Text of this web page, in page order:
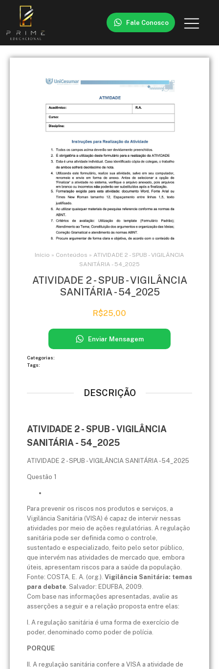
Fale Conosco
Início » Conteúdos » ATIVIDADE 2 - SPUB - VIGILÂNCIA
SANITÁRIA - 54_2025
ATIVIDADE 2 - SPUB - VIGILÂNCIA
SANITÁRIA - 54_2025
R$25,00
Enviar Mensagem
Categorias:
Tags:
DESCRIÇÃO
ATIVIDADE 2 - SPUB - VIGILÂNCIA
SANITÁRIA - 54_2025
ATIVIDADE 2 - SPUB - VIGILÂNCIA SANITÁRIA - 54_2025
Questão 1
Para prevenir os riscos nos produtos e serviços, a
Vigilância Sanitária (VISA) é capaz de intervir nessas
atividades por meio de ações regulatórias. A regulação
sanitária pode ser definida como o controle,
sustentado e especializado, feito pelo setor público,
que intervém nas atividades de mercado que, embora
úteis, apresentam riscos para a saúde da população.
​Fonte: COSTA, E. A. (org.). Vigilância Sanitária: temas
para debate. Salvador: EDUFBA, 2009.
​Com base nas informações apresentadas, avalie as
asserções a seguir e a relação proposta entre elas:
I. ​A regulação sanitária é uma forma de exercício de
poder, denominado como poder de polícia.
PORQUE
II. A regulação sanitária confere a VISA a atividade de